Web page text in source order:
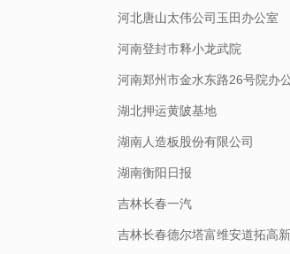
河北唐山太伟公司玉田办公室
河南登封市释小龙武院
河南郑州市金水东路26号院办
湖北押运黄陂基地
湖南人造板股份有限公司
湖南衡阳日报
吉林长春一汽
吉林长春德尔塔富维安道拓高